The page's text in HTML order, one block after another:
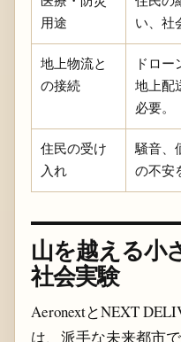
用途
い、社
地上物流と
の接続
ドロー
地上配
必要。
住民の受け
入れ
騒音、
の不安
山を越える小
社会実験
AeronextとNEXT
は、派手な未来都市